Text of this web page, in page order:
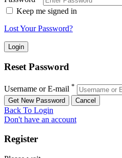
Keep me signed in
Lost Your Password?
Reset Password
Username or E-mail *
Back To Login
Don't have an account
Register